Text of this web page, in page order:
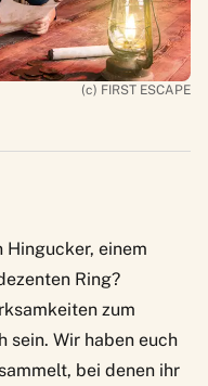
(c) FIRST ESCAPE
Hingucker, einem
Ring?
zum
sein. Wir haben euch
bei denen ihr